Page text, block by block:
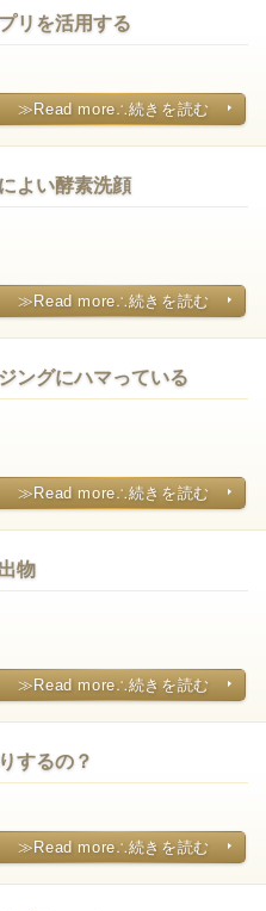
リを活用する
≫Read more∴続きを読む
よい酵素洗顔
≫Read more∴続きを読む
ングにハマっている
≫Read more∴続きを読む
物
≫Read more∴続きを読む
するの？
≫Read more∴続きを読む